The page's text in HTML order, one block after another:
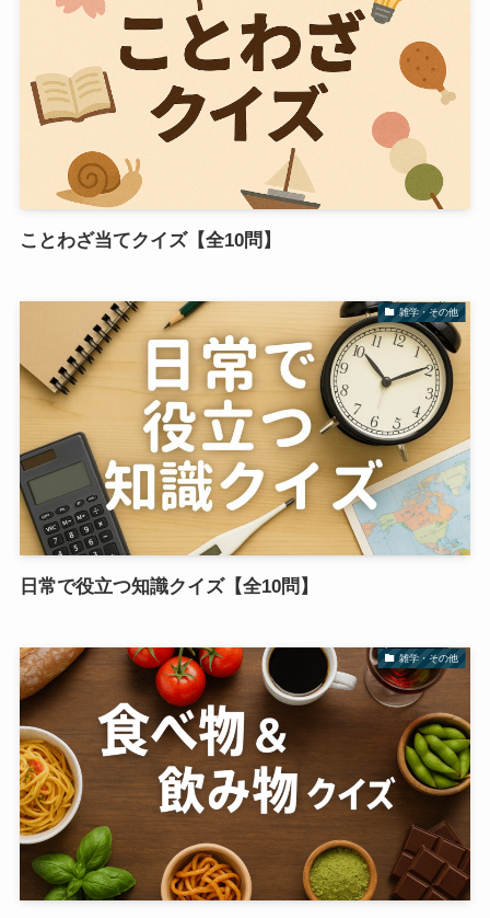
ことわざ当てクイズ【全10問】
雑学・その他
日常で役立つ知識クイズ【全10問】
雑学・その他